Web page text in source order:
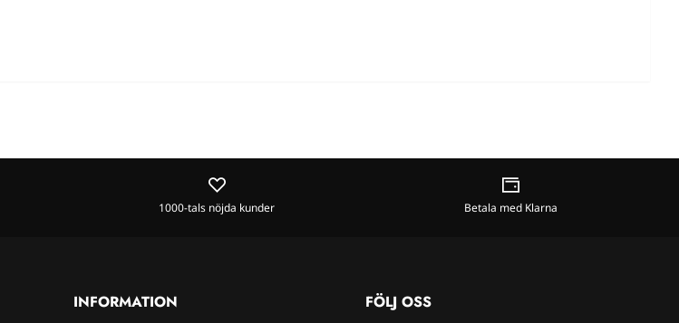
1000-tals nöjda kunder Betala med Klarna
INFORMATION FÖLJ OSS